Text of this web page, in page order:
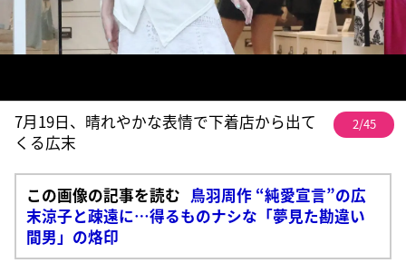
7月19日、晴れやかな表情で下着店から出て
くる広末
2/45
この画像の記事を読む 鳥羽周作 “純愛宣言”の広
末涼子と疎遠に…得るものナシな「夢見た勘違い
間男」の烙印